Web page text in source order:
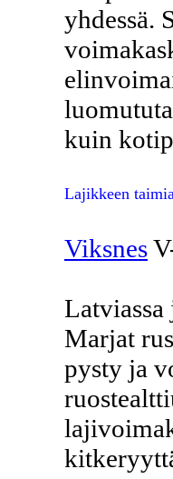
yhdessä.
kuin
Lajikkeen
Viksnes
Marjat
pysty ja